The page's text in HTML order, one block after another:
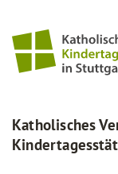
Katholisches